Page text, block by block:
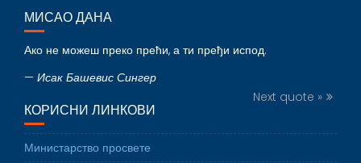
МИСАО ДАНА
Ако не можеш преко прећи, а ти пређи испод.
— Исак Башевис Сингер
Next quote »
КОРИСНИ ЛИНКОВИ
Министарство просвете